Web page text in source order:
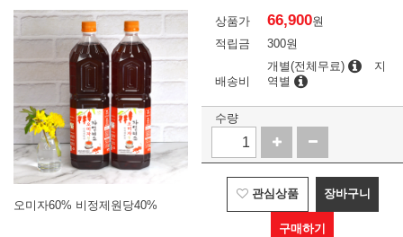
오미자60% 비정제원당40%
상품가 66,900원
적립금
300원
배송비
개별(전체무료)
지
역별
수량
관심상품 장바구니
구매하기